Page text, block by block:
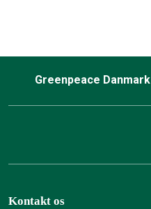
Greenpeace Danmark
Kontakt os